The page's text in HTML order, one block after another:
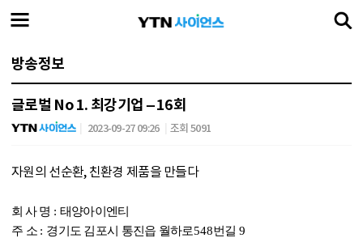
방송정보
글로벌 No 1. 최강기업 – 16회
2023-09-27 09:26 조회 5091
자원의 선순환, 친환경 제품을 만들다
회 사 명 : 태양아이엔티
주 소 : 경기도 김포시 통진읍 월하로548번길 9